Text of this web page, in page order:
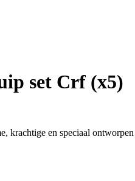
set Crf (x5)
krachtige en speciaal